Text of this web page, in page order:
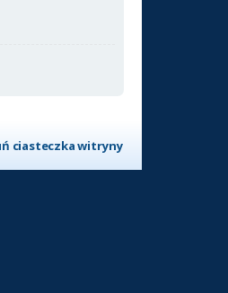
ciasteczka witryny